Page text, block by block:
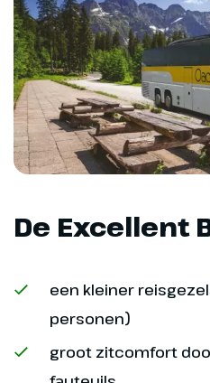
Dag 7
en reizen
kort
prachtige
De Excellent
een kleiner
personen)
groot zitcomfort